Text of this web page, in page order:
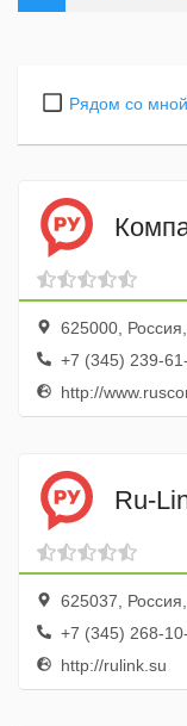
Рядом со мной
625000,
+7 (345) 239-61-
http://
Ru-
625037,
+7 (345) 268-10-
http://rulink.su